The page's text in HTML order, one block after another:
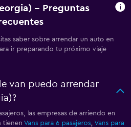
- Preguntas
saber sobre arrendar un auto en
ir preparando tu próximo viaje
van puedo arrendar
las empresas de arriendo en
tienen Vans para 6 pasajeros Vans para